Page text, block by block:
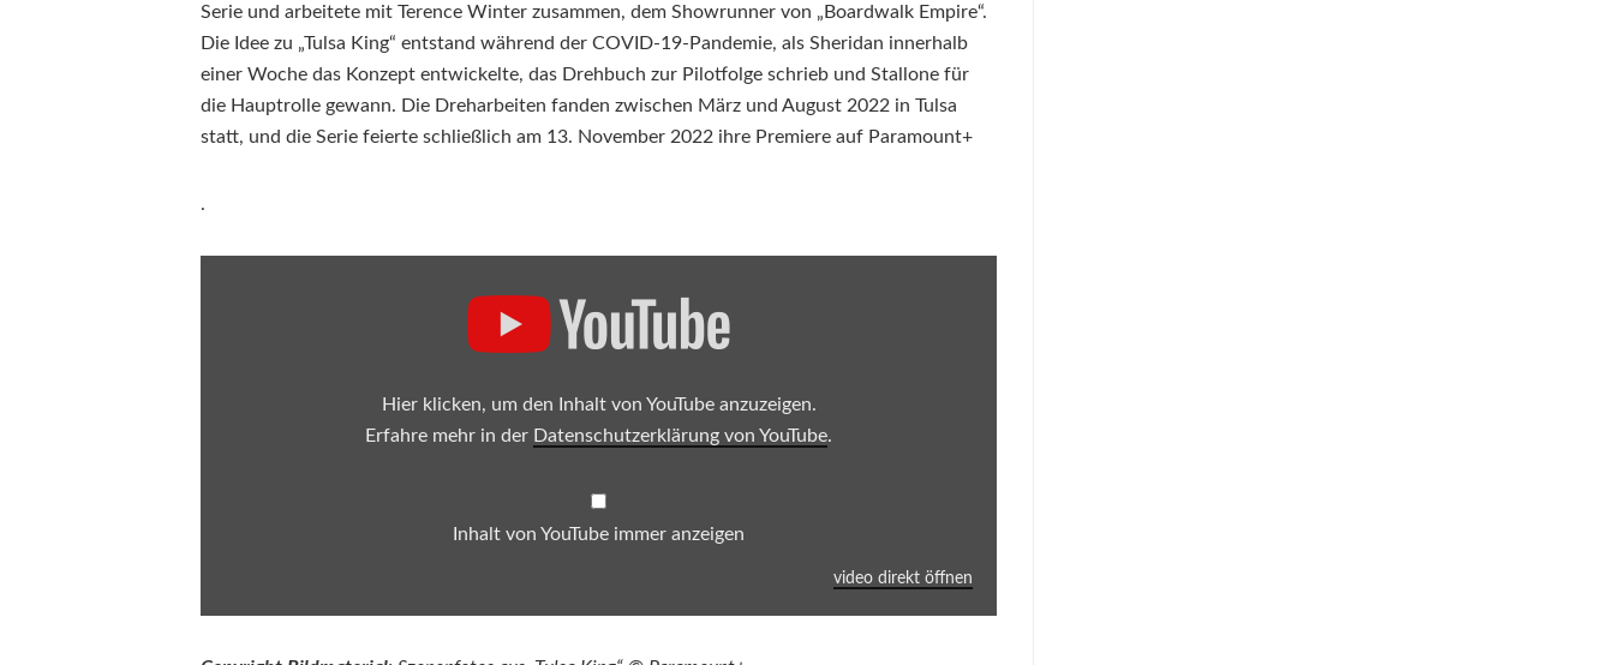
Serie und arbeitete mit Terence Winter zusammen, dem Showrunner von „Boardwalk Empire“.
Die Idee zu „Tulsa King“ entstand während der COVID-19-Pandemie, als Sheridan innerhalb
einer Woche das Konzept entwickelte, das Drehbuch zur Pilotfolge schrieb und Stallone für
die Hauptrolle gewann. Die Dreharbeiten fanden zwischen März und August 2022 in Tulsa
statt, und die Serie feierte schließlich am 13. November 2022 ihre Premiere auf Paramount+
.
Hier klicken, um den Inhalt von YouTube anzuzeigen.
Erfahre mehr in der Datenschutzerklärung von YouTube.
Inhalt von YouTube immer anzeigen
video direkt öffnen